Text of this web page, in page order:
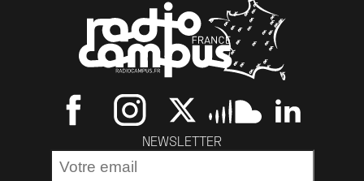
NEWSLETTER